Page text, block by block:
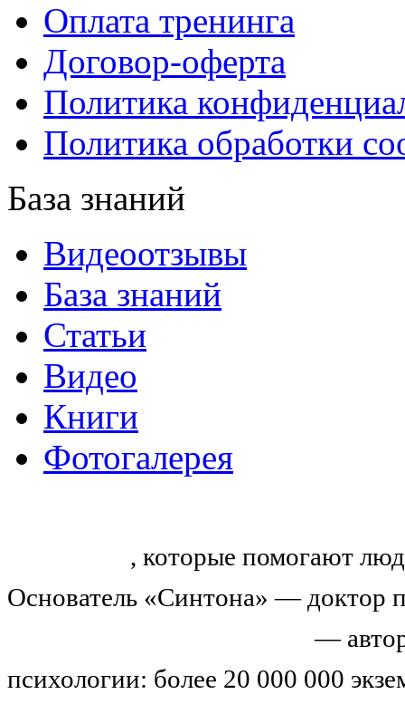
Оплата тренинга
Договор-оферта
Политика
Политика обработки
База знаний
Видеоотзывы
База знаний
Статьи
Видео
Книги
Фотогалерея
, которые помогают
Основатель «Синтона» — доктор
—
психологии: более 20 000 000